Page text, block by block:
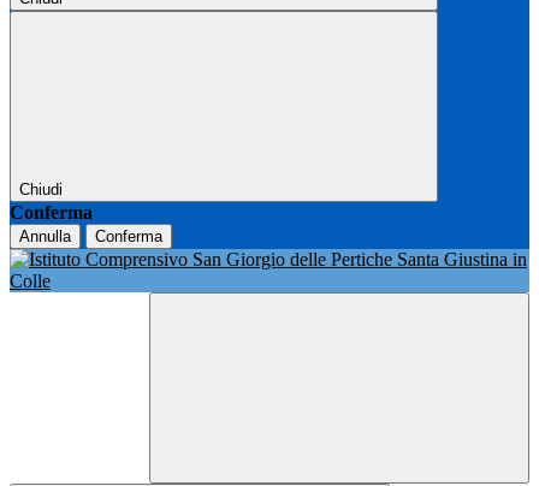
Chiudi
Conferma
Annulla Conferma